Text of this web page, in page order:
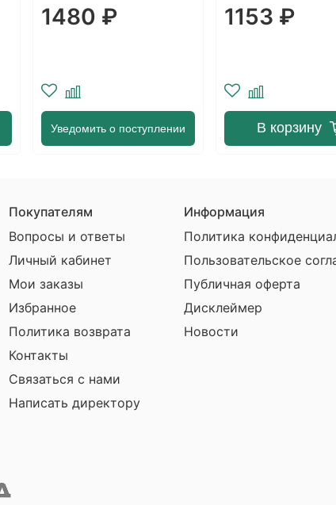
1480 ₽
Уведомить о поступлении
1153 ₽
В корзину
Покупателям
Вопросы и ответы
Личный кабинет
Мои заказы
Избранное
Политика возврата
Контакты
Связаться с нами
Написать директору
Информация
Политика
Пользовательское
Публичная оферта
Дисклеймер
Новости